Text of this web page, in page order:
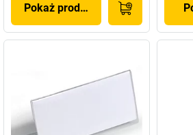
Pokaż produkt